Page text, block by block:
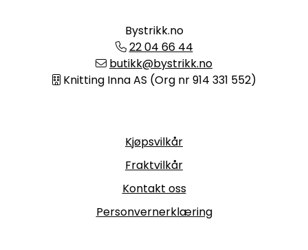
Bystrikk.no
22 04 66 44
butikk@bystrikk.no
Knitting Inna AS (Org nr 914 331 552)
Kjøpsvilkår
Fraktvilkår
Kontakt oss
Personvernerklæring